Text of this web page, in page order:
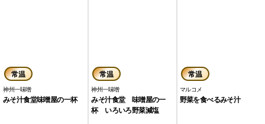
常温
神州一味噌
みそ汁食堂味噌屋の一杯
常温
神州一味噌
みそ汁食堂 味噌屋の一
杯 いろいろ野菜減塩
常温
マルコメ
野菜を食べるみそ汁